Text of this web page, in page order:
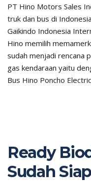
PT Hino Motors Sales
truk dan bus di
Gaikindo Indonesia
Hino memilih
sudah menjadi rencana
gas kendaraan yaitu
Bus Hino Poncho
Ready
Sudah